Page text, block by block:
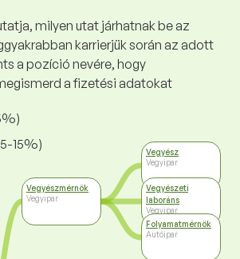
milyen utat járhatnak be az
karrierjük során az adott
a pozíció nevére, hogy
a fizetési adatokat
15%)
Vegyészmérnök
Vegyipar
Vegyész
Vegyipar
Vegyészeti
laboráns
Vegyipar
Folyamatmérnök
Autóipar